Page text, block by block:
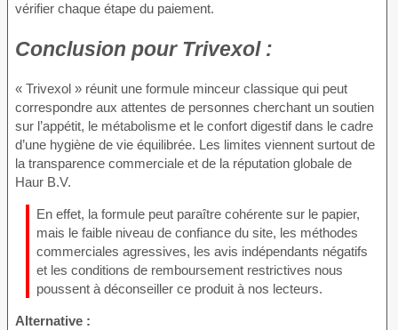
vérifier chaque étape du paiement.
Conclusion pour Trivexol :
« Trivexol » réunit une formule minceur classique qui peut
correspondre aux attentes de personnes cherchant un soutien
sur l’appétit, le métabolisme et le confort digestif dans le cadre
d’une hygiène de vie équilibrée. Les limites viennent surtout de
la transparence commerciale et de la réputation globale de
Haur B.V.
En effet, la formule peut paraître cohérente sur le papier,
mais le faible niveau de confiance du site, les méthodes
commerciales agressives, les avis indépendants négatifs
et les conditions de remboursement restrictives nous
poussent à déconseiller ce produit à nos lecteurs.
Alternative :